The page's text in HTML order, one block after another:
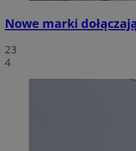
Nowe marki
23
4